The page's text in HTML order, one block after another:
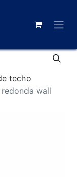
techo
wall